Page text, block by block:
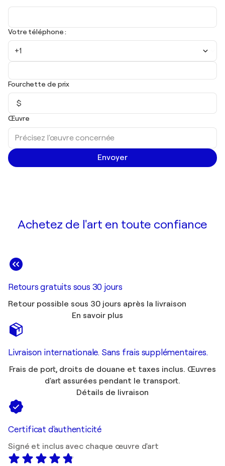
Votre téléphone :
+1
Fourchette de prix
$
Œuvre
Envoyer
Achetez de l'art en toute confiance
Retours gratuits sous 30 jours
Retour possible sous 30 jours après la livraison
En savoir plus
Livraison internationale. Sans frais supplémentaires.
Frais de port, droits de douane et taxes inclus. Œuvres
d'art assurées pendant le transport.
Détails de livraison
Certificat d'authenticité
Signé et inclus avec chaque œuvre d'art